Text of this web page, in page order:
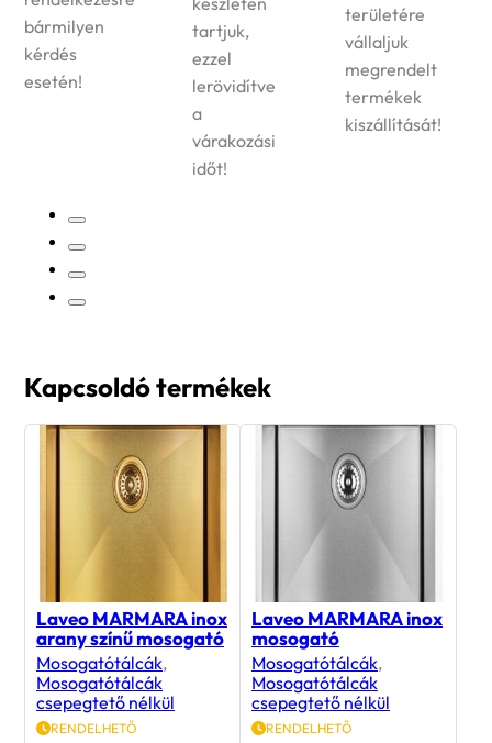
bármilyen
kérdés
esetén!
tartjuk,
ezzel
lerövidítve
a
várakozási
időt!
területére
vállaljuk
megrendelt
termékek
kiszállítását!
Kapcsoldó termékek
Laveo MARMARA inox
arany színű mosogató
Mosogatótálcák,
Mosogatótálcák
csepegtető nélkül
RENDELHETŐ
Laveo MARMARA inox
mosogató
Mosogatótálcák,
Mosogatótálcák
csepegtető nélkül
RENDELHETŐ